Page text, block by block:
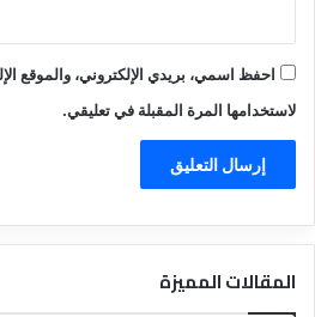
احفظ اسمي، بريدي الإلكتروني، والموقع
لاستخدامها المرة المقبلة في تعليقي.
المقالات المميزة